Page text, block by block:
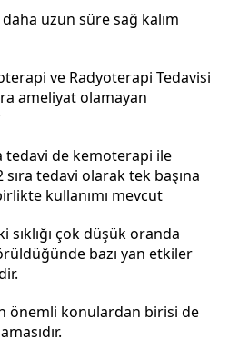
uzun süre sağ kalım
ve Radyoterapi Tedavisi
ameliyat olamayan
tedavi de kemoterapi ile
tedavi olarak tek başına
kullanımı mevcut
sıklığı çok düşük oranda
bazı yan etkiler
önemli konulardan birisi de